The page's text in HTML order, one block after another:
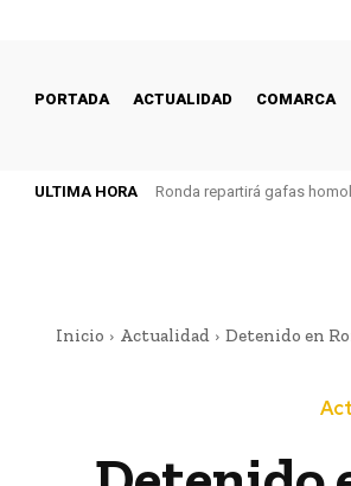
PORTADA ACTUALIDAD COMARCA
ULTIMA HORA Ronda repartirá gafas
Inicio Actualidad Detenido en